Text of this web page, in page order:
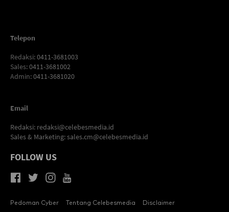
Telepon
Redaksi: 0411-3681003
Sales: 0411-3681002
Admin: 0411-3681020
Email
Redaksi: redaksi@celebesmedia.id
Sales & Marketing:sales.cm@celebesmedia.id
FOLLOW US
Pedoman Cyber Tentang Celebesmedia Disclaimer